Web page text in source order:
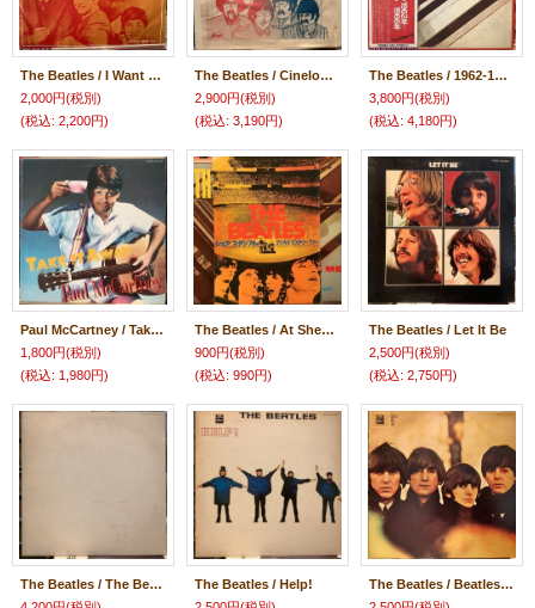
The Beatles / I Want To Hold Your Hand
2,000円(税別)
(税込: 2,200円)
The Beatles / Cinelogue From The Original Soundtrack "Yellow Submarine"
2,900円(税別)
(税込: 3,190円)
The Beatles / 1962-1966
3,800円(税別)
(税込: 4,180円)
Paul McCartney / Take It Away
1,800円(税別)
(税込: 1,980円)
The Beatles / At Shea Stadium + Magical Mystery Tour
900円(税別)
(税込: 990円)
The Beatles / Let It Be
2,500円(税別)
(税込: 2,750円)
The Beatles / The Beatles
The Beatles / Help!
The Beatles / Beatles For Sale